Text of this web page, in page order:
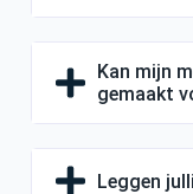
Kan mijn
gemaakt
Leggen